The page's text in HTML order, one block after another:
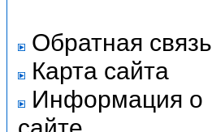
Обратная связь
Карта сайта
Информация о